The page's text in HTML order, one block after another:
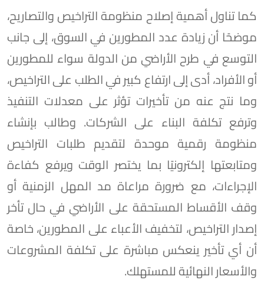
كما تناول أهمية إصلاح منظومة التراخيص والتصاريح،
موضحًا أن زيادة عدد المطورين في السوق، إلى جانب
التوسع في طرح الأراضي من الدولة سواء للمطورين
أو الأفراد، أدى إلى ارتفاع كبير في الطلب على التراخيص،
وما نتج عنه من تأخيرات تؤثر على معدلات التنفيذ
وترفع تكلفة البناء على الشركات. وطالب بإنشاء
منظومة رقمية موحدة لتقديم طلبات التراخيص
ومتابعتها إلكترونيًا بما يختصر الوقت ويرفع كفاءة
الإجراءات، مع ضرورة مراعاة مد المهل الزمنية أو
وقف الأقساط المستحقة على الأراضي في حال تأخر
إصدار التراخيص، لتخفيف الأعباء على المطورين، خاصة
أن أي تأخير ينعكس مباشرة على تكلفة المشروعات
والأسعار النهائية للمستهلك.